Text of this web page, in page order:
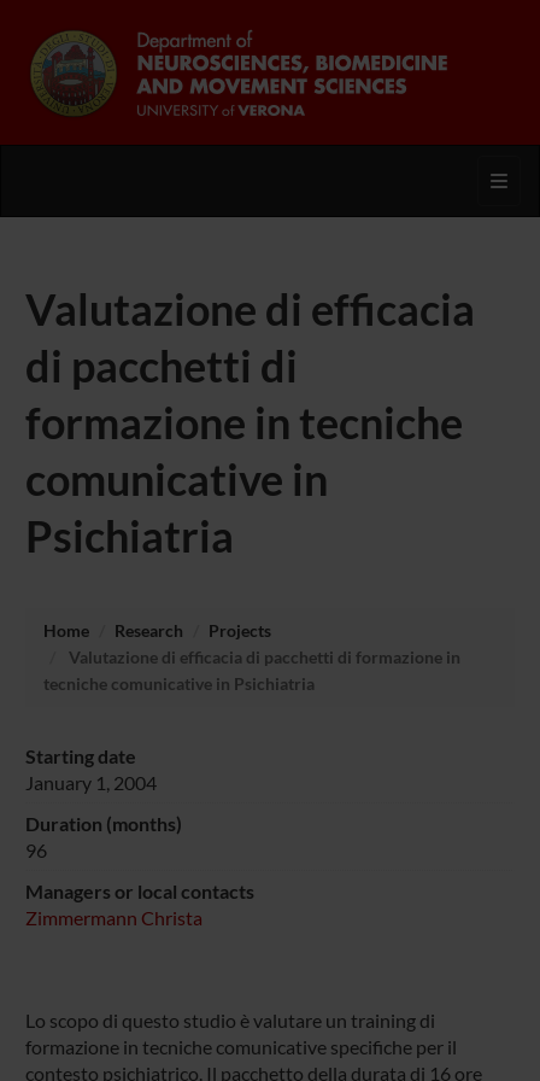
Valutazione di efficacia
di pacchetti di
formazione in tecniche
comunicative in
Psichiatria
Home Research
Projects
Valutazione di efficacia di pacchetti di formazione in
tecniche comunicative in Psichiatria
Starting date
January 1, 2004
Duration (months)
96
Managers or local contacts
Zimmermann Christa
Lo scopo di questo studio è valutare un training di
formazione in tecniche comunicative specifiche per il
contesto psichiatrico. Il pacchetto della durata di 16 ore